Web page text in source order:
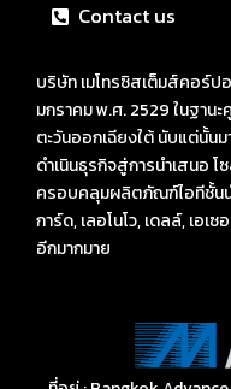
Contact us
บริษัท เมโทรซิสเต็มส์คอร์ป
มกราคม พ.ศ. 2529 ในฐาน
ตะวันออกเฉียงใต้ นับแต่นั้น
ดำเนินธุรกิจสู่การนำเสนอ
ครอบคลุมผลิตภัณฑ์ไอทีชั้นน
การ์ด, เลอโนโว, เดลล์, เอเ
อีกมากมาย